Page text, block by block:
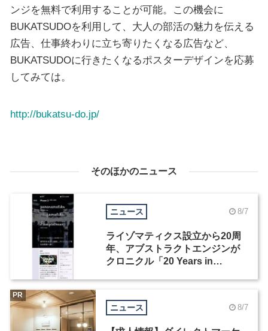
ンジを無料で利用することが可能。この機会に
BUKATSUDOを利用して、大人の部活の魅力を伝える
広告、仕事終わりに立ち寄りたくなる広告など、
BUKATSUDOに行きたくなるポスターデザインを応募
してみては。
http://bukatsu-do.jp/
そのほかのニュース
ニュース 8/7
ライゾマティクス設立から20周
年、アブストラクトエンジンが
クロニクル「20 Years in
ニュース 8/7
PR